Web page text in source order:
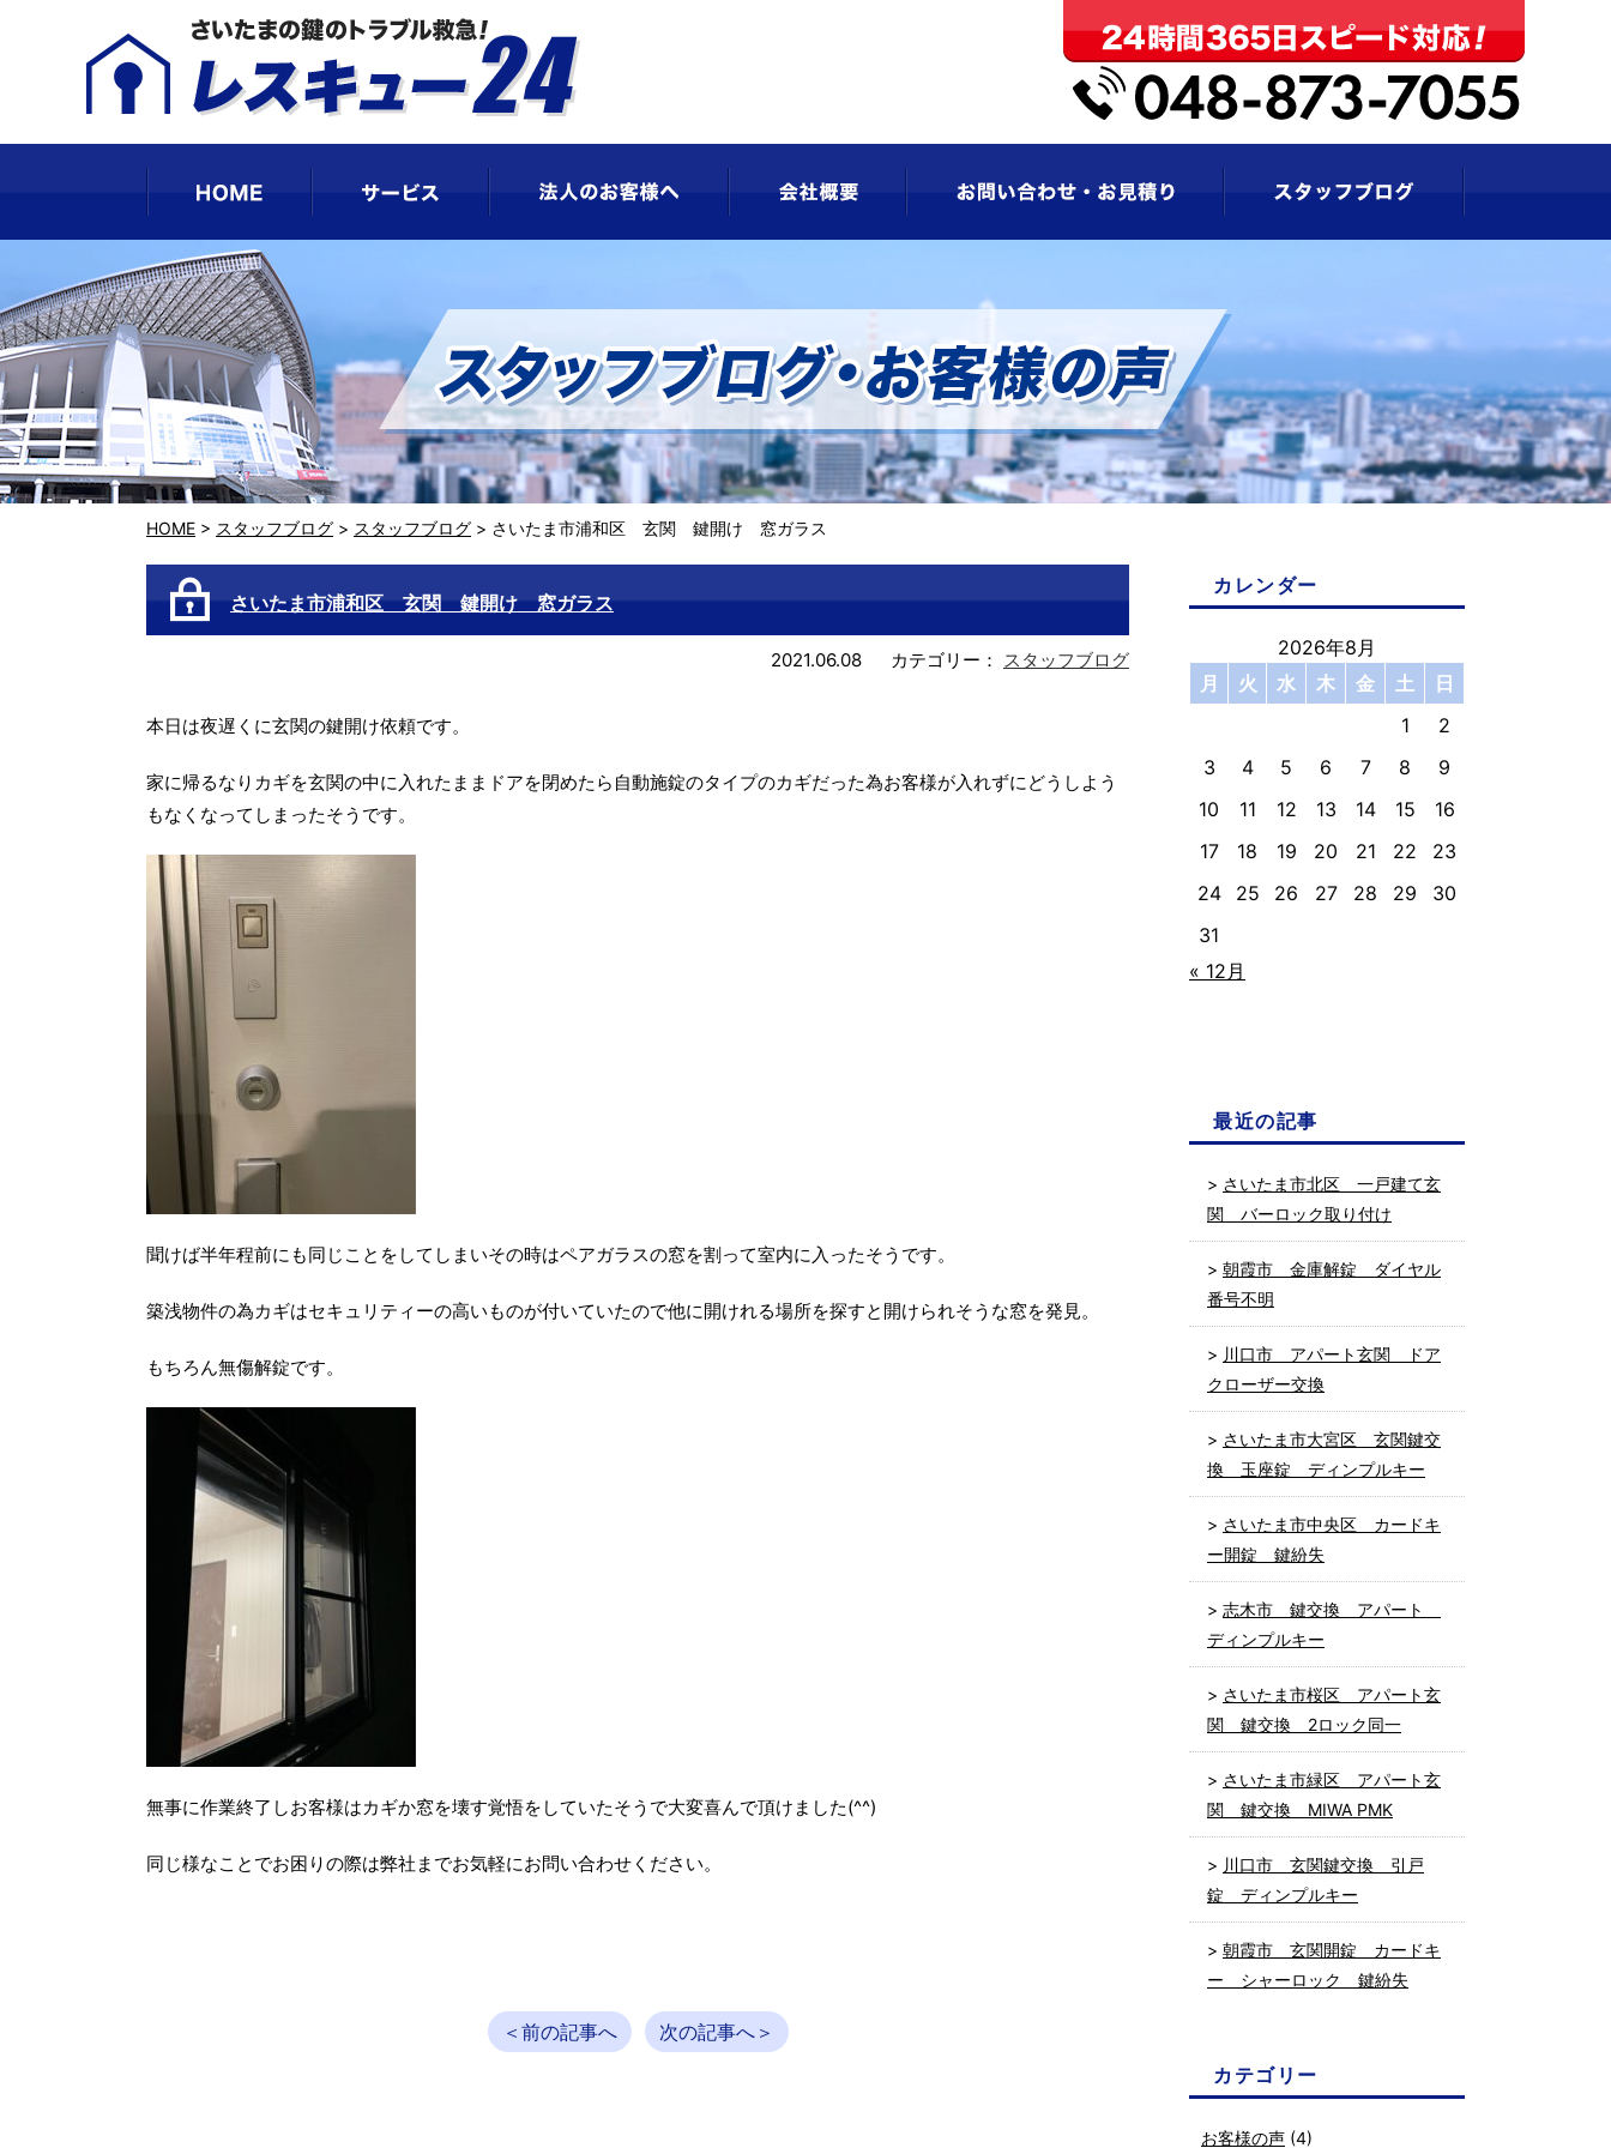
HOME > スタッフブログ > スタッフブログ > さいたま市浦和区 玄関 鍵開け 窓ガラス
さいたま市浦和区 玄関 鍵開け 窓ガラス
2021.06.08 カテゴリー： スタッフブログ
本日は夜遅くに玄関の鍵開け依頼です。
家に帰るなりカギを玄関の中に入れたままドアを閉めたら自動施錠のタイプのカギだった為お客様が入れずにどうしよう
もなくなってしまったそうです。
聞けば半年程前にも同じことをしてしまいその時はペアガラスの窓を割って室内に入ったそうです。
築浅物件の為カギはセキュリティーの高いものが付いていたので他に開けれる場所を探すと開けられそうな窓を発見。
もちろん無傷解錠です。
無事に作業終了しお客様はカギか窓を壊す覚悟をしていたそうで大変喜んで頂けました(^^)
同じ様なことでお困りの際は弊社までお気軽にお問い合わせください。
＜前の記事へ 次の記事へ＞
カレンダー
2026年8月
月
火 水 木 金 土
日
1
2
3
4 5 6 7 8
9
10
11 12 13 14 15
16
17
18 19 20 21 22
23
24
25 26 27 28 29
30
31
« 12月
最近の記事
さいたま市北区 一戸建て玄
関 バーロック取り付け
朝霞市 金庫解錠 ダイヤル
番号不明
川口市 アパート玄関 ドア
クローザー交換
さいたま市大宮区 玄関鍵交
換 玉座錠 ディンプルキー
さいたま市中央区 カードキ
ー開錠 鍵紛失
志木市 鍵交換 アパート
ディンプルキー
さいたま市桜区 アパート玄
関 鍵交換 2ロック同一
さいたま市緑区 アパート玄
関 鍵交換 MIWA PMK
川口市 玄関鍵交換 引戸
錠 ディンプルキー
朝霞市 玄関開錠 カードキ
ー シャーロック 鍵紛失
カテゴリー
お客様の声 (4)